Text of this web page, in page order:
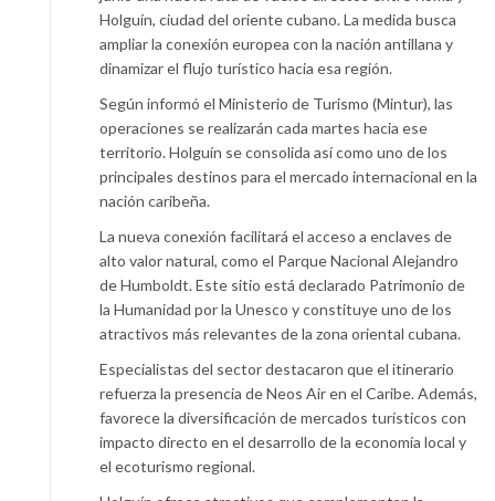
Holguín, ciudad del oriente cubano. La medida busca
ampliar la conexión europea con la nación antillana y
dinamizar el flujo turístico hacia esa región.
Según informó el Ministerio de Turismo (Mintur), las
operaciones se realizarán cada martes hacia ese
territorio. Holguín se consolida así como uno de los
principales destinos para el mercado internacional en la
nación caribeña.
La nueva conexión facilitará el acceso a enclaves de
alto valor natural, como el Parque Nacional Alejandro
de Humboldt. Este sitio está declarado Patrimonio de
la Humanidad por la Unesco y constituye uno de los
atractivos más relevantes de la zona oriental cubana.
Especialistas del sector destacaron que el itinerario
refuerza la presencia de Neos Air en el Caribe. Además,
favorece la diversificación de mercados turísticos con
impacto directo en el desarrollo de la economía local y
el ecoturismo regional.